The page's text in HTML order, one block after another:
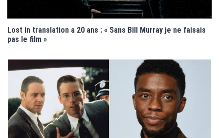
Lost in translation a 20 ans : « Sans Bill Murray je ne faisais
pas le film »